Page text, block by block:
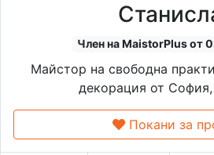
Член на MaistorPlus от
Майстор на свободна
декорация от
Покани за